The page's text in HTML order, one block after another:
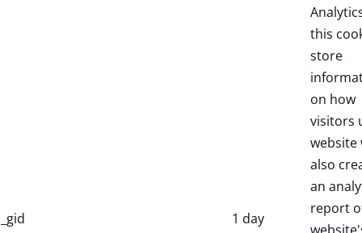
_gid 1 day
this
store
on how
visitors
website
also
an
report